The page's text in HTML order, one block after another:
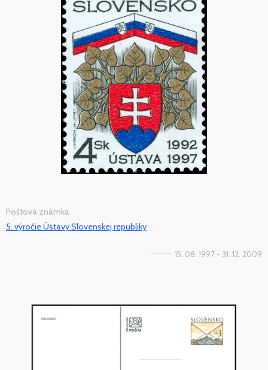
Poštová známka
5. výročie Ústavy Slovenskej republiky
15. 08. 1997 - 31. 12. 2009